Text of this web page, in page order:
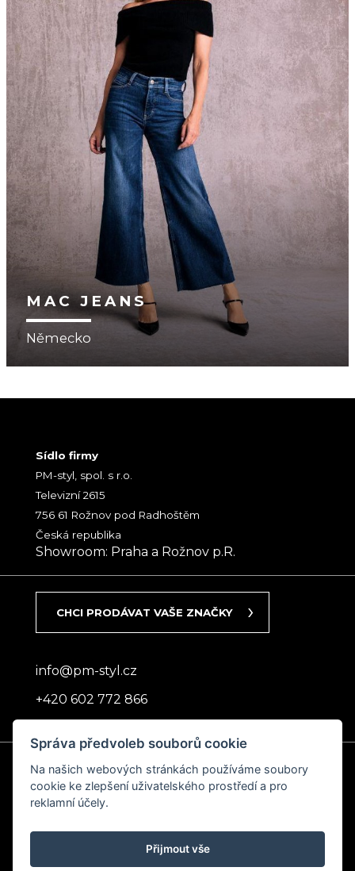
MAC JEANS
Německo
Sídlo firmy
PM-styl, spol. s r.o.
Televizní 2615
756 61 Rožnov pod Radhoštěm
Česká republika
Showroom: Praha a Rožnov p.R.
CHCI PRODÁVAT VAŠE ZNAČKY
info@pm-styl.cz
+420 602 772 866
Vašim butikům
dodáme to,
co sami rádi nosíme.
Správa předvoleb souborů cookie
Na našich webových stránkách používáme soubory
cookie ke zlepšení uživatelského prostředí a pro
reklamní účely.
Přijmout vše